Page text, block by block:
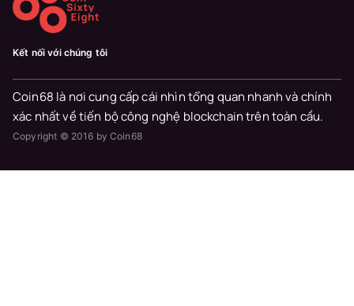
Kết nối với chúng tôi
Coin68 là nơi cung cấp cái nhìn tổng quan nhanh và chính
xác nhất về tiến bộ công nghệ blockchain trên toàn cầu.
Copyright © 2016 by Coin68